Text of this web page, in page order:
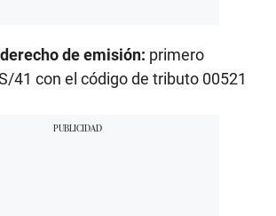
de emisión: primero
41 con el código de tributo 00521